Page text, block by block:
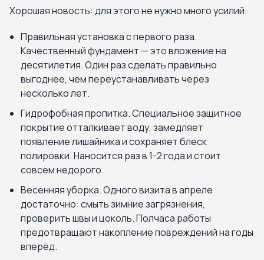
Хорошая новость: для этого не нужно много усилий.
Правильная установка с первого раза.
Качественный фундамент — это вложение на
десятилетия. Один раз сделать правильно
выгоднее, чем переустанавливать через
несколько лет.
Гидрофобная пропитка. Специальное защитное
покрытие отталкивает воду, замедляет
появление лишайника и сохраняет блеск
полировки. Наносится раз в 1-2 года и стоит
совсем недорого.
Весенняя уборка. Одного визита в апреле
достаточно: смыть зимние загрязнения,
проверить швы и цоколь. Полчаса работы
предотвращают накопление повреждений на годы
вперёд.